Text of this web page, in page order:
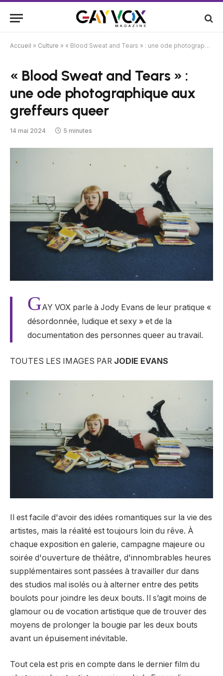
Accueil » Culture » « Blood Sweat and Tears » : une ode photographique aux greffeurs queer
« Blood Sweat and Tears » :
une ode photographique aux
greffeurs queer
14 mai 2024 5 minutes
GAY VOX parle à Jody Evans de leur pratique «
désordonnée, ludique et sexy » et de la
documentation des personnes queer au travail.
TOUTES LES IMAGES PAR JODIE EVANS
Il est facile d'avoir des idées romantiques sur la vie des
artistes, mais la réalité est toujours loin du rêve. À
chaque exposition en galerie, campagne majeure ou
soirée d'ouverture de théâtre, d'innombrables heures
supplémentaires sont passées à travailler dur dans
des studios mal isolés ou à alterner entre des petits
boulots pour joindre les deux bouts. Il s’agit moins de
glamour ou de vocation artistique que de trouver des
moyens de prolonger la bougie par les deux bouts
avant un épuisement inévitable.
Tout cela est pris en compte dans le dernier film du